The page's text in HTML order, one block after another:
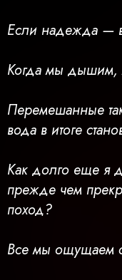
Если надежда —
Когда мы дышим,
Перемешанные
вода в итоге
Как долго еще я
прежде чем
поход?
Все мы ощущаем